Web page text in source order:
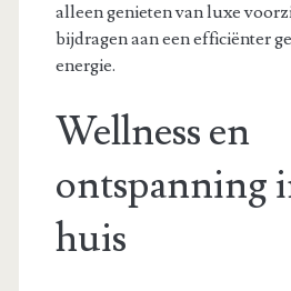
alleen genieten van luxe
bijdragen aan een efficiënter
energie.
Wellness en
ontspanning
huis